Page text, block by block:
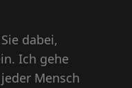
dabei,
Ich gehe
Mensch